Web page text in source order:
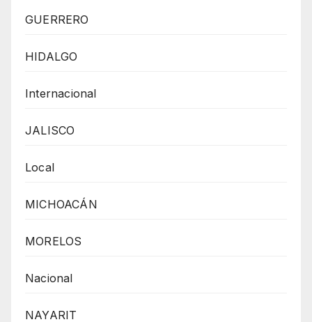
GUERRERO
HIDALGO
Internacional
JALISCO
Local
MICHOACÁN
MORELOS
Nacional
NAYARIT